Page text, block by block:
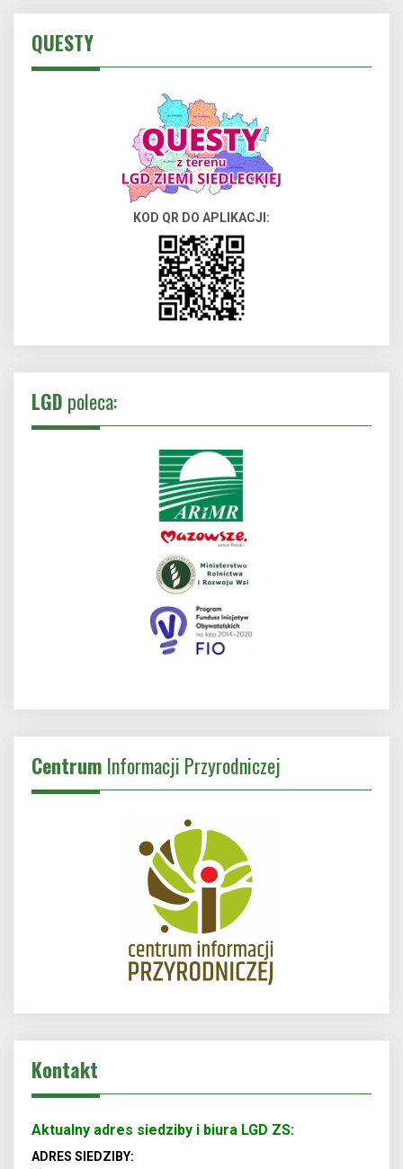
QUESTY
KOD QR DO APLIKACJI:
LGD poleca:
Centrum Informacji Przyrodniczej
Kontakt
Aktualny adres siedziby i biura LGD ZS:
ADRES SIEDZIBY: